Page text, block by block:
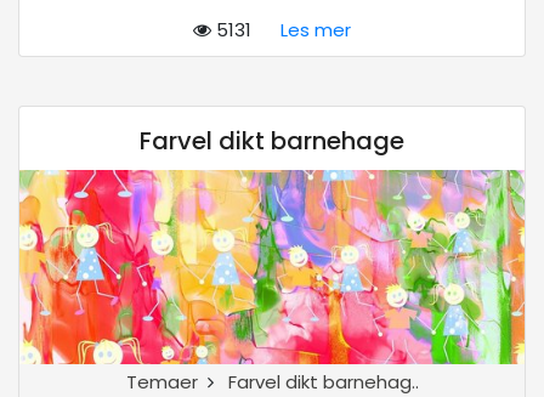
5131 Les mer
Farvel dikt barnehage
Temaer Farvel dikt barnehag..